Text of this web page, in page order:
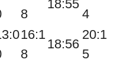
8
18:55
4
16:1
8
18:56
20:1
5